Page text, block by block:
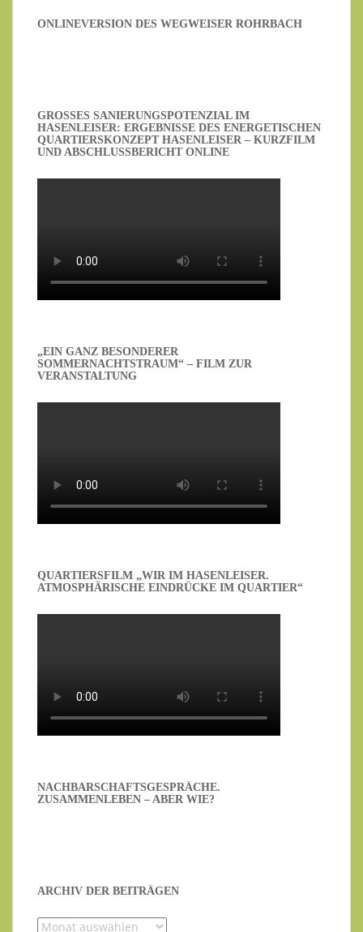
ONLINEVERSION DES WEGWEISER ROHRBACH
GROSSES SANIERUNGSPOTENZIAL IM H
ASENLEISER: ERGEBNISSE DES ENERGETISCHEN Q
UARTIERSKONZEPT HASENLEISER – KURZFILM U
ND ABSCHLUSSBERICHT ONLINE
„EIN GANZ BESONDERER
SOMMERNACHTSTRAUM“ – FILM ZUR
VERANSTALTUNG
QUARTIERSFILM „WIR IM HASENLEISER.
ATMOSPHÄRISCHE EINDRÜCKE IM QUARTIER“
NACHBARSCHAFTSGESPRÄCHE.
ZUSAMMENLEBEN – ABER WIE?
ARCHIV DER BEITRÄGEN
Archiv